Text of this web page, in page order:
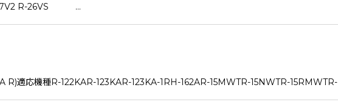
37V2 R-26VS …
R)適応機種R-122KAR-123KAR-123KA-1RH-162AR-15MWTR-15NWTR-